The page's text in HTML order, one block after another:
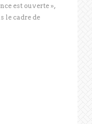
est ouverte »,
le cadre de